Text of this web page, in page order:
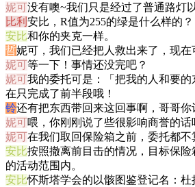
妮可没有噢~我们只是经过了普通路灯
比利 安比，R值为255的绿是什么样的？
安比和你的夹克一样。
哲妮可，我们已经把人救出来了，现在
妮可等一下！事情还没完吧？
妮可我的委托可是：「把我的人和要
在只完成了前半段哦！
铃还有把东西带回来这回事啊，哥哥你
妮可喂，你刚刚说了些很影响商誉的话
妮可在我们取回保险箱之前，委托都不
安比按照撤离前目击的情况，目标保
的活动范围内。
安比怀斯塔学会的以骸图鉴登记名：